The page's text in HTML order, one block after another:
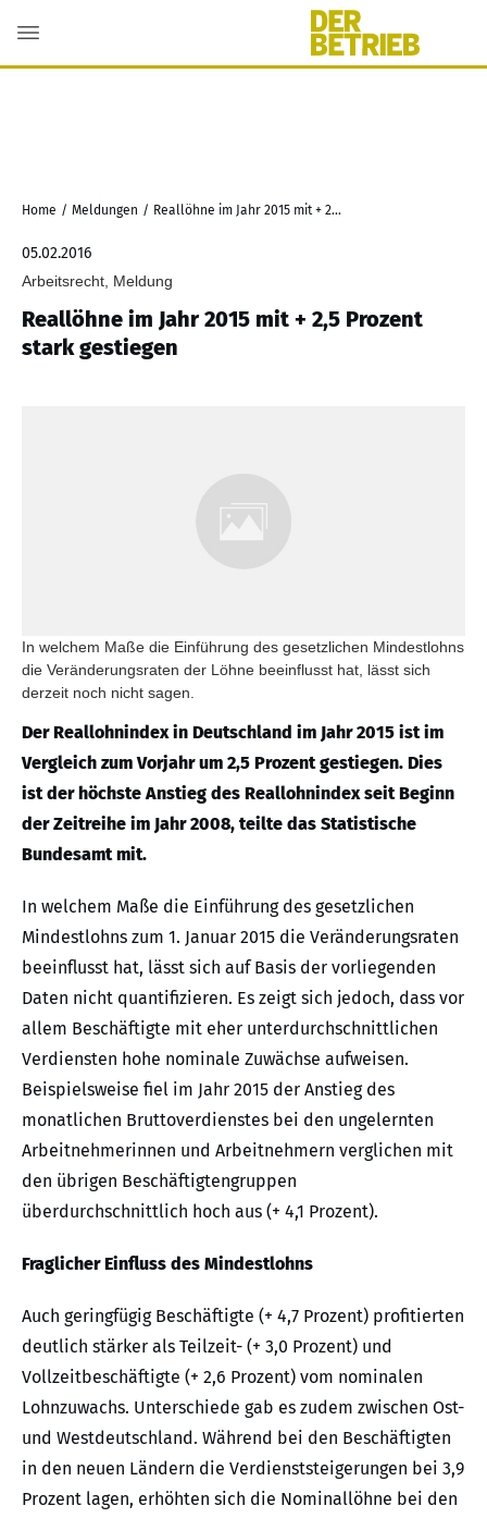
Home / Meldungen / Reallöhne im Jahr 2015 mit + 2,5 Prozent stark gestiegen
05.02.2016
Arbeitsrecht, Meldung
Reallöhne im Jahr 2015 mit + 2,5 Prozent
stark gestiegen
In welchem Maße die Einführung des gesetzlichen Mindestlohns
die Veränderungsraten der Löhne beeinflusst hat, lässt sich
derzeit noch nicht sagen.
Der Reallohnindex in Deutschland im Jahr 2015 ist im
Vergleich zum Vorjahr um 2,5 Prozent gestiegen. Dies
ist der höchste Anstieg des Reallohnindex seit Beginn
der Zeitreihe im Jahr 2008, teilte das Statistische
Bundesamt mit.
In welchem Maße die Einführung des gesetzlichen
Mindestlohns zum 1. Januar 2015 die Veränderungsraten
beeinflusst hat, lässt sich auf Basis der vorliegenden
Daten nicht quantifizieren. Es zeigt sich jedoch, dass vor
allem Beschäftigte mit eher unterdurchschnittlichen
Verdiensten hohe nominale Zuwächse aufweisen.
Beispielsweise fiel im Jahr 2015 der Anstieg des
monatlichen Bruttoverdienstes bei den ungelernten
Arbeitnehmerinnen und Arbeitnehmern verglichen mit
den übrigen Beschäftigtengruppen
überdurchschnittlich hoch aus (+ 4,1 Prozent).
Fraglicher Einfluss des Mindestlohns
Auch geringfügig Beschäftigte (+ 4,7 Prozent) profitierten
deutlich stärker als Teilzeit- (+ 3,0 Prozent) und
Vollzeitbeschäftigte (+ 2,6 Prozent) vom nominalen
Lohnzuwachs. Unterschiede gab es zudem zwischen Ost-
und Westdeutschland. Während bei den Beschäftigten
in den neuen Ländern die Verdienststeigerungen bei 3,9
Prozent lagen, erhöhten sich die Nominallöhne bei den